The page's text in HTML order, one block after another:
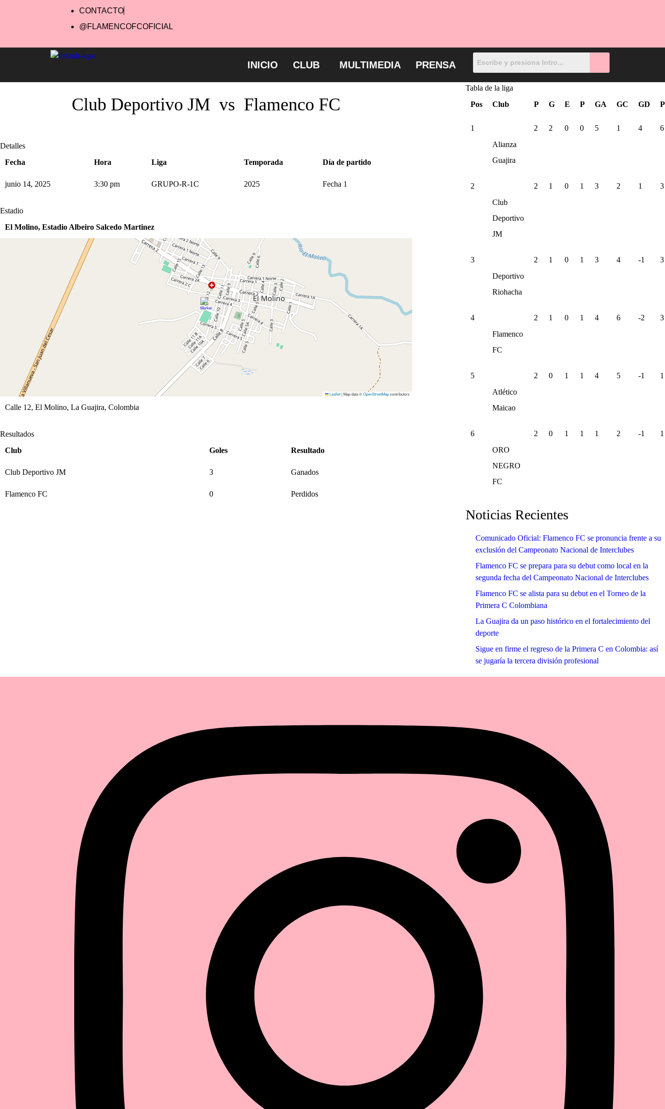
CONTACTO
@FLAMENCOFCOFICIAL
INICIO CLUB MULTIMEDIA PRENSA
Club Deportivo JM vs Flamenco FC
Detalles
Fecha
Hora Liga Temporada Día de partido
junio 14, 2025 3:30 pm GRUPO-R-1C 2025 Fecha 1
Estadio
El Molino, Estadio Albeiro Salcedo Martinez
Leaflet|Map data ©OpenStreetMapcontributors
Calle 12, El Molino, La Guajira, Colombia
Resultados
Club
Goles Resultado
Club Deportivo JM 3 Ganados
Flamenco FC 0 Perdidos
Tabla de la liga
Pos
Club P G E P GA GC GD
1
Alianza
Guajira
2 2 0 0 5 1 4 6
2
Club
Deportivo
JM
2 1 0 1 3 2 1 3
3
Deportivo
Riohacha
2 1 0 1 3 4 -1 3
4
Flamenco
FC
2 1 0 1 4 6 -2 3
5
Atlético
Maicao
2 0 1 1 4 5 -1 1
6
ORO
NEGRO
FC
2 0 1 1 1 2 -1 1
Noticias Recientes
Comunicado Oficial: Flamenco FC se pronuncia frente a su
exclusión del Campeonato Nacional de Interclubes
Flamenco FC se prepara para su debut como local en la
segunda fecha del Campeonato Nacional de Interclubes
Flamenco FC se alista para su debut en el Torneo de la
Primera C Colombiana
La Guajira da un paso histórico en el fortalecimiento del
deporte
Sigue en firme el regreso de la Primera C en Colombia: así
se jugaría la tercera división profesional